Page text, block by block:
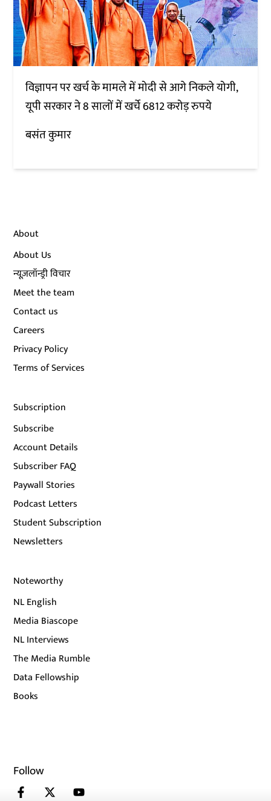
विज्ञापन पर खर्च के मामले में मोदी से आगे निकले योगी,
यूपी सरकार ने 8 सालों में खर्चे 6812 करोड़ रुपये
बसंत कुमार
About
About Us
न्यूज़लॉन्ड्री विचार
Meet the team
Contact us
Careers
Privacy Policy
Terms of Services
Subscription
Subscribe
Account Details
Subscriber FAQ
Paywall Stories
Podcast Letters
Student Subscription
Newsletters
Noteworthy
NL English
Media Biascope
NL Interviews
The Media Rumble
Data Fellowship
Books
Follow